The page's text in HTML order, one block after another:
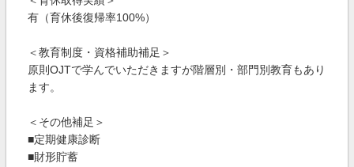
有（育休後復帰率100%）
＜教育制度・資格補助補足＞
原則OJTで学んでいただきますが階層別・部門別教育もあり
ます。
＜その他補足＞
■定期健康診断
■財形貯蓄